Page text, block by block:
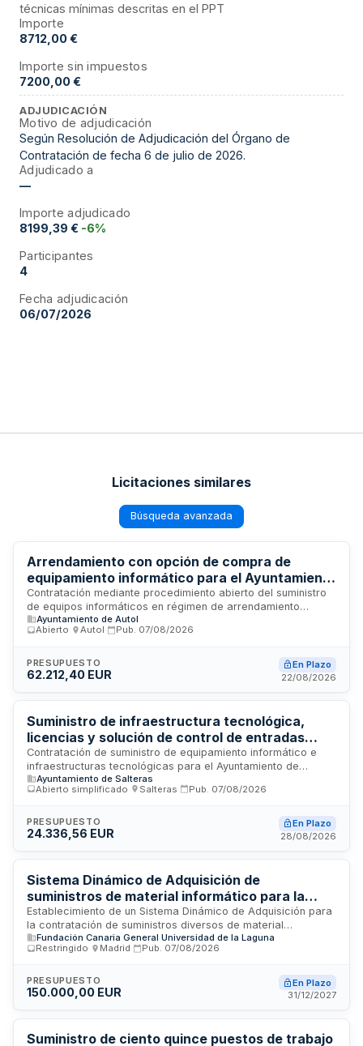
técnicas mínimas descritas en el PPT
Importe
8712,00 €
Importe sin impuestos
7200,00 €
ADJUDICACIÓN
Motivo de adjudicación
Según Resolución de Adjudicación del Órgano de
Contratación de fecha 6 de julio de 2026.
Adjudicado a
—
Importe adjudicado
8199,39 € -6%
Participantes
4
Fecha adjudicación
06/07/2026
Licitaciones similares
Búsqueda avanzada
Arrendamiento con opción de compra de
equipamiento informático para el Ayuntamiento
de Autol
Contratación mediante procedimiento abierto del suministro
de equipos informáticos en régimen de arrendamiento
operativo con opción de compra para el Ayuntamiento de
Autol. El contrato incluye las prestaciones de transporte,
migración de datos, mantenimiento integral, monitorización,
soporte técnico, formación inicial, gestión de incidencias,
durante un período de sesenta meses.
Ayuntamiento de Autol
Abierto
Autol Pub. 07/08/2026
PRESUPUESTO
62.212,40 EUR
En Plazo
22/08/2026
Suministro de infraestructura tecnológica,
licencias y solución de control de entradas
para el Ayuntamiento de Salteras
Contratación de suministro de equipamiento informático e
infraestructuras tecnológicas para el Ayuntamiento de
Salteras, incluyendo sistemas de alimentación ininterrumpida,
equipos PC, switches de comunicaciones, licencias de
control y venta de entradas de eventos. El contrato tiene por
finalidad mejorar los medios tecnológicos municipales y
mediante subvención de la Diputación Provincial de Sevilla en
el marco del Programa Sevilla Digital para Entidades Locales.
Ayuntamiento de Salteras
Abierto simplificado
Salteras Pub. 07/08/2026
PRESUPUESTO
24.336,56 EUR
En Plazo
28/08/2026
Sistema Dinámico de Adquisición de
suministros de material informático para la
Fundación Canaria General de la Universidad de
La Laguna
Establecimiento de un Sistema Dinámico de Adquisición para
la contratación de suministros diversos de material
informático, incluyendo ordenadores, impresoras,
escáneres, elementos de conectividad y accesorios
Universidad de La Laguna busca adjudicar estos suministros
tanto en régimen de arrendamiento como de compra a
establecidos. El sistema permite realizar contrataciones
específicas de forma flexible, transparente y competitiva,
Fundación Canaria General Universidad de la Laguna
Restringido
Madrid Pub. 07/08/2026
PRESUPUESTO
150.000,00 EUR
En Plazo
31/12/2027
Suministro de ciento quince puestos de trabajo